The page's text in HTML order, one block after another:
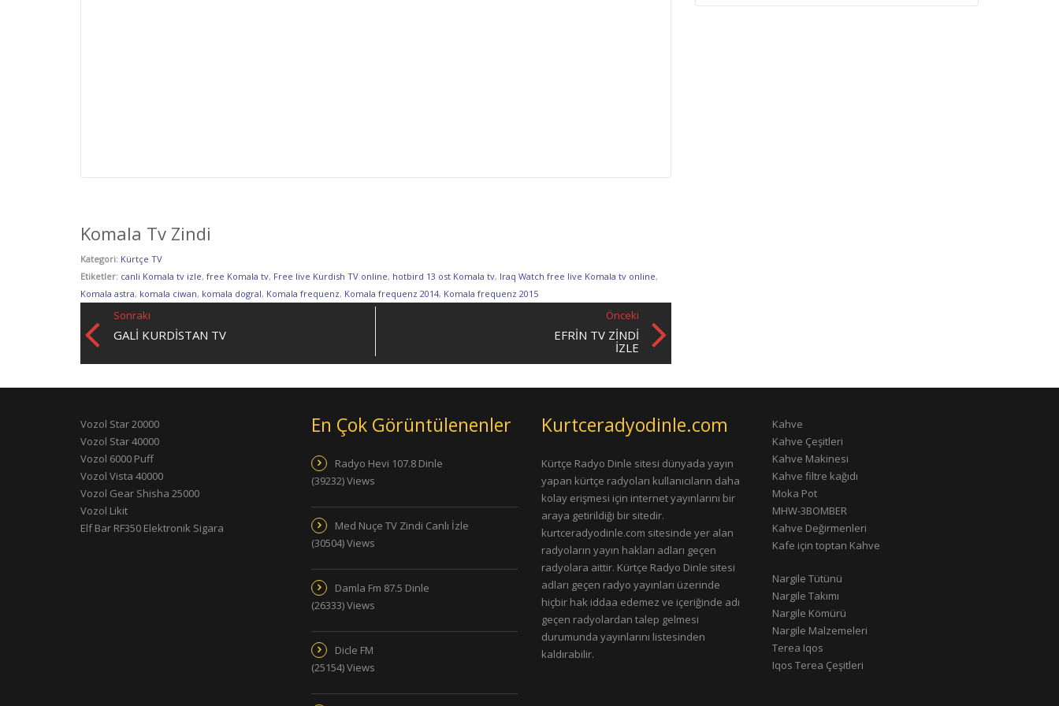
Komala Tv Zindi
Kategori: Kürtçe TV
Etiketler: canli Komala tv izle, free Komala tv, Free live Kurdish TV online, hotbird 13 ost Komala tv, Iraq Watch free live Komala tv online,
Komala astra, komala ciwan, komala dogral, Komala frequenz, Komala frequenz 2014, Komala frequenz 2015
Sonraki
GALI KURDISTAN TV
Önceki
EFRIN TV ZINDI
İZLE
Vozol Star 20000
Vozol Star 40000
Vozol 6000 Puff
Vozol Vista 40000
Vozol Gear Shisha 25000
Vozol Likit
Elf Bar RF350 Elektronik Sigara
En Çok Görüntülenenler
Radyo Hevi 107.8 Dinle
(39232) Views
Med Nuçe TV Zindi Canlı İzle
(30504) Views
Damla Fm 87.5 Dinle
(26333) Views
Dicle FM
(25154) Views
Kurtceradyodinle.com
Kürtçe Radyo Dinle sitesi dünyada yayın
yapan kürtçe radyoları kullanıcıların daha
kolay erişmesi için internet yayınlarını bir
araya getirildiği bir sitedir.
kurtceradyodinle.com sitesinde yer alan
radyoların yayın hakları adları geçen
radyolara aittir. Kürtçe Radyo Dinle sitesi
adları geçen radyo yayınları üzerinde
hiçbir hak iddaa edemez ve içeriğinde adı
geçen radyolardan talep gelmesi
durumunda yayınlarını listesinden
kaldırabilir.
Kahve
Kahve Çeşitleri
Kahve Makinesi
Kahve filtre kağıdı
Moka Pot
MHW-3BOMBER
Kahve Değirmenleri
Kafe için toptan Kahve
Nargile Tütünü
Nargile Takımı
Nargile Kömürü
Nargile Malzemeleri
Terea Iqos
Iqos Terea Çeşitleri